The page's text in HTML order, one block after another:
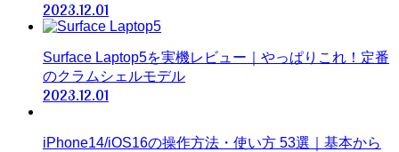
2023.12.01
Surface Laptop5を実機レビュー｜やっぱりこれ！定番
のクラムシェルモデル
2023.12.01
iPhone14/iOS16の操作方法・使い方 53選｜基本から